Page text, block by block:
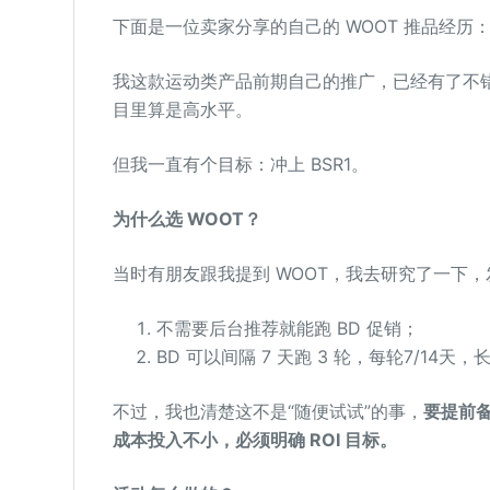
下面是一位卖家分享的自己的 WOOT 推品经历：
我这款运动类产品前期自己的推广，已经有了
目里算是高水平。
但我一直有个目标：冲上 BSR1。
为什么选 WOOT？
当时有朋友跟我提到 WOOT，我去研究了一下
不需要后台推荐就能跑 BD 促销；
BD 可以间隔 7 天跑 3 轮，每轮7/14天，
不过，我也清楚这不是“随便试试”的事， 要提前
成本投入不小，必须明确 ROI 目标。